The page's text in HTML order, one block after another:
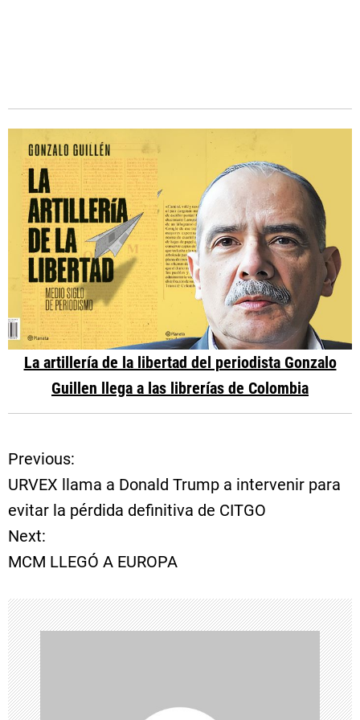
La artillería de la libertad del periodista Gonzalo
Guillen llega a las librerías de Colombia
N
a
v
g
a
c
Previous:
URVEX llama a Donald Trump a intervenir para
evitar la pérdida definitiva de CITGO
Next:
MCM LLEGÓ A EUROPA